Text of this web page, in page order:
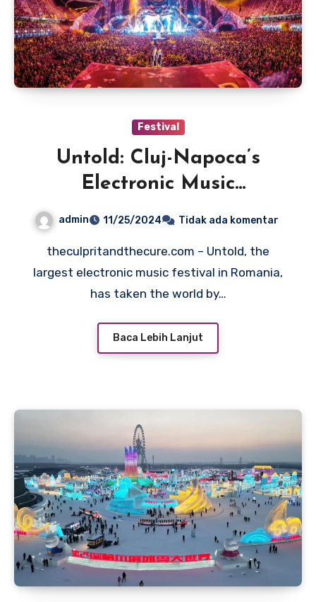
Festival
Untold: Cluj-Napoca’s
Electronic Music
admin 11/25/2024 Tidak ada komentar
theculpritandthecure.com – Untold, the
largest electronic music festival in Romania,
has taken the world by…
Baca Lebih Lanjut